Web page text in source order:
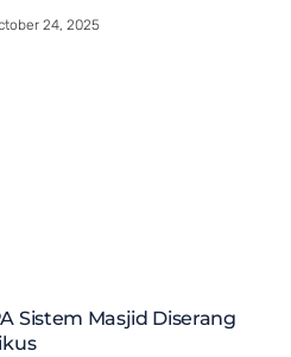
24, 2025
Sistem Masjid Diserang